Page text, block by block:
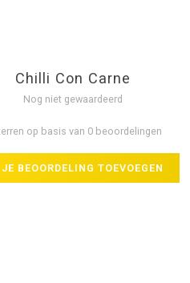
Chilli Con Carne
Nog niet gewaardeerd
op basis van 0 beoordelingen
JE BEOORDELING TOEVOEGEN